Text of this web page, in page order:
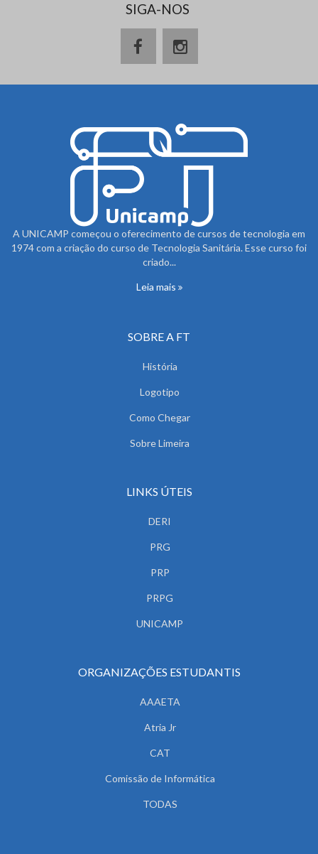
SIGA-NOS
A UNICAMP começou o oferecimento de cursos de tecnologia em
1974 com a criação do curso de Tecnologia Sanitária. Esse curso foi
criado...
Leia mais
SOBRE A FT
História
Logotipo
Como Chegar
Sobre Limeira
LINKS ÚTEIS
DERI
PRG
PRP
PRPG
UNICAMP
ORGANIZAÇÕES ESTUDANTIS
AAAETA
Atria Jr
CAT
Comissão de Informática
TODAS